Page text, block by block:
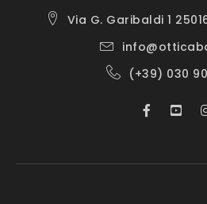
Via G. Garibaldi 1
(+39) 030